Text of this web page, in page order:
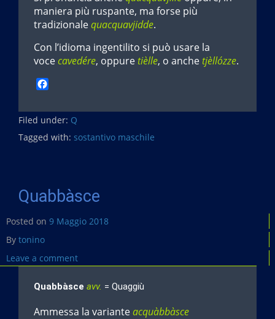
maniera più ruspante, ma forse più
tradizionalequacquavjidde.
Con l’idioma ingentilito si può usare la
vocecavedére, oppuretièlle, o anchetjèllózze.
c
e
b
o
Filed under: Q
Tagged with: sostantivo maschile
Quabbàsce
Posted on 9 Maggio 2018
By tonino
Leave a comment
Quabbàsce avv. = Quaggiù
Ammessa la varianteacquàbbàsce